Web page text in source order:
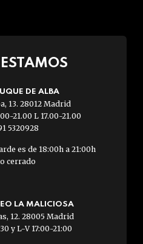
DE ALBA
13. 28012 Madrid
21.00 L 17.00-21.00
5320928
es de 18:00h a 21:00h
cerrado
LA MALICIOSA
12. 28005 Madrid
y L-V 17:00-21:00